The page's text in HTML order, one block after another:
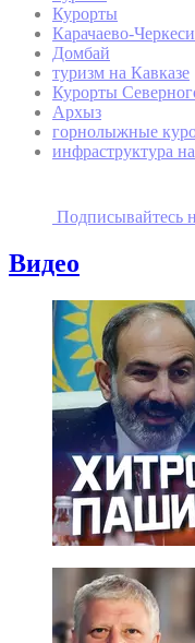
Курорты
Карачаево-
Домбай
туризм на Кавказе
Курорты
Архыз
горнолыжные
инфраструктура
Подписывайтесь
Видео